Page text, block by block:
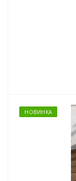
НОВИНКА